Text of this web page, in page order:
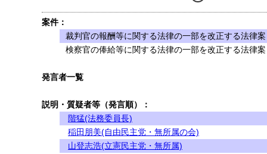
案件：
裁判官の報酬等に関する法律の一部を改正する法律
検察官の俸給等に関する法律の一部を改正する法律
発言者一覧
説明・質疑者等（発言順）：
階猛(法務委員長)
稲田朋美(自由民主党・無所属の会)
山登志浩(立憲民主党・無所属)